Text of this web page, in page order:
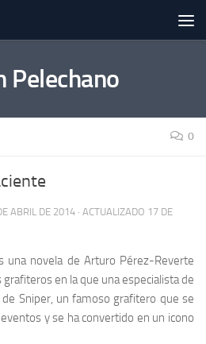
Pelechano
0
ABRIL DE 2014 · ACTUALIZADO 17 DE
una novela de Arturo Pérez-Reverte
en la que una especialista de
Sniper, un famoso grafitero que se
y se ha convertido en un icono